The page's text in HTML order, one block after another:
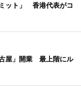
ット」 香港代表がコ
屋」開業 最上階にル